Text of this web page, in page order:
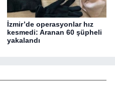
İzmir’de operasyonlar hız
kesmedi: Aranan 60 şüpheli
yakalandı